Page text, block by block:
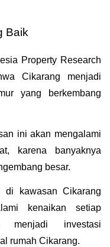
Baik
Property Research
Cikarang menjadi
yang berkembang
ini akan mengalami
karena banyaknya
besar.
di kawasan Cikarang
kenaikan setiap
investasi
rumah Cikarang.